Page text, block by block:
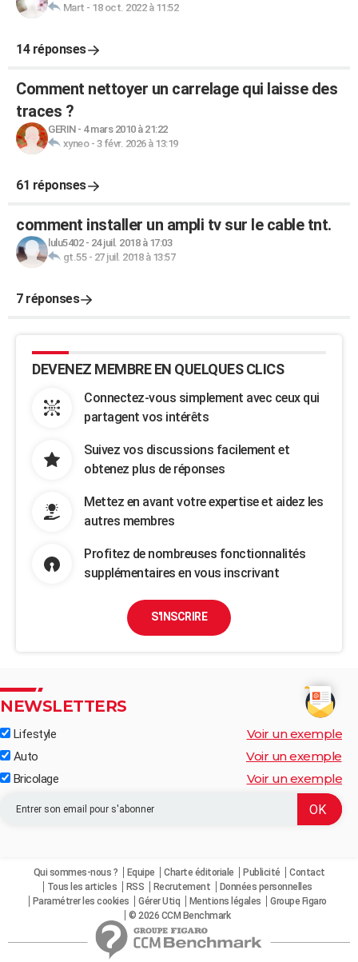
Mart - 18 oct. 2022 à 11:52
14 réponses
Comment nettoyer un carrelage qui laisse des
traces ?
GERIN- 4 mars 2010 à 21:22
xyneo- 3 févr. 2026 à 13:19
61 réponses
comment installer un ampli tv sur le cable tnt.
lulu5402- 24 juil. 2018 à 17:03
gt.55- 27 juil. 2018 à 13:57
7 réponses
DEVENEZ MEMBRE EN QUELQUES CLICS
Connectez-vous simplement avec ceux qui
partagent vos intérêts
Suivez vos discussions facilement et
obtenez plus de réponses
Mettez en avant votre expertise et aidez les
autres membres
Profitez de nombreuses fonctionnalités
supplémentaires en vous inscrivant
S'INSCRIRE
NEWSLETTERS
Lifestyle Voir un exemple
Auto Voir un exemple
Bricolage Voir un exemple
Qui sommes-nous ? Equipe Charte éditoriale Publicité
Contact
Tous les articles
RSS Recrutement
Données personnelles
Paramétrer les cookies
Gérer Utiq Mentions légales
Groupe Figaro
© 2026 CCM Benchmark